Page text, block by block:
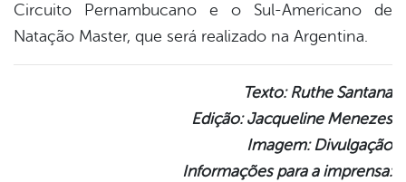
Circuito Pernambucano e o Sul-Americano de
Natação Master, que será realizado na Argentina.
Texto: Ruthe Santana
Edição: Jacqueline Menezes
Imagem: Divulgação
Informações para a imprensa: